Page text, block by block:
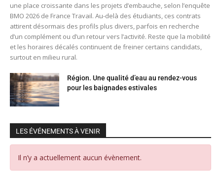
une place croissante dans les projets d’embauche, selon l’enquête
BMO 2026 de France Travail. Au-delà des étudiants, ces contrats
attirent désormais des profils plus divers, parfois en recherche
d’un complément ou d’un retour vers l’activité. Reste que la mobilité
et les horaires décalés continuent de freiner certains candidats,
surtout en milieu rural.
Région. Une qualité d’eau au rendez-vous
pour les baignades estivales
LES ÉVÉNEMENTS À VENIR
Il n’y a actuellement aucun évènement.